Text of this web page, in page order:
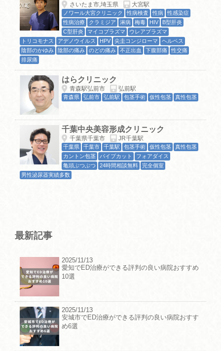
さいたま市,埼玉県 大宮駅
ノワール大宮クリニック 性病検査 性病
性感染症
性病治療
クラミジア 淋病 梅毒 HIV
B型肝炎
C型肝炎
マイコプラズマ
ウレアプラズマ
トリコモナス
アデノウイルス HPV 尖圭コンジローマ
ヘルペス
陰部のかゆみ
陰部の痛み のどの痛み 不正出血 下腹部痛
性交痛
排尿痛
はらクリニック
青森駅弘前市 弘前駅
青森県 弘前市 弘前駅 包茎手術 仮性包茎 真性包茎
千葉中央美容形成クリニック
千葉県千葉市 JR千葉駅
千葉県 千葉市 千葉駅 包茎手術 仮性包茎
真性包茎
カントン包茎
パイプカット
フォアダイス
亀頭ぶつぶつ
24時間相談無料
完全個室
男性泌尿器実績多数
最新記事
2025/11/13
愛知でED治療ができる評判の良い病院おすすめ
10選
2025/11/13
安城市でED治療ができる評判の良い病院おすす
め6選